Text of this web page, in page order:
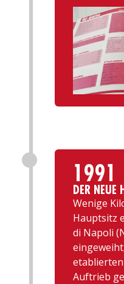
1991
DER NEUE
Wenige
Hauptsitz
di Napoli
Auftrieb